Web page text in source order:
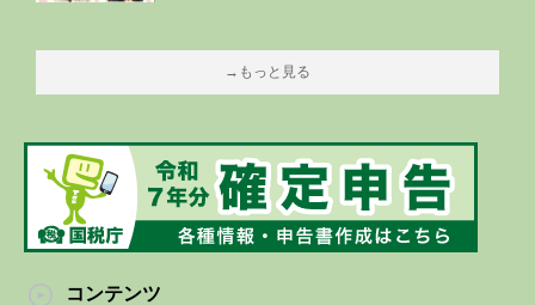
→もっと見る
コンテンツ